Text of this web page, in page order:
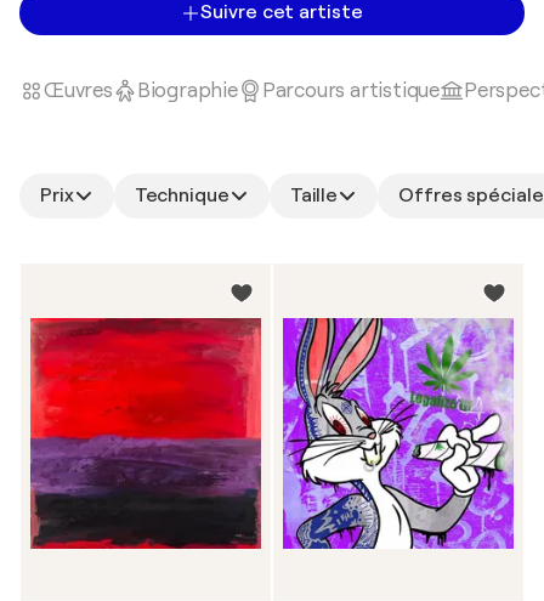
Suivre cet artiste
Œuvres Biographie Parcours artistique
Prix Technique Taille Offres